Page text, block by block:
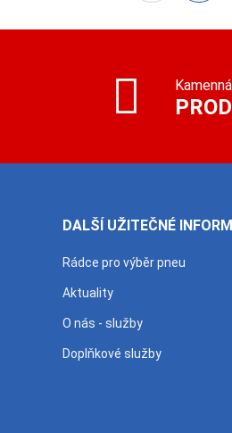
Kamenná
DALŠÍ UŽITEČNÉ
Rádce pro výběr pneu
Aktuality
O nás - služby
Doplňkové služby